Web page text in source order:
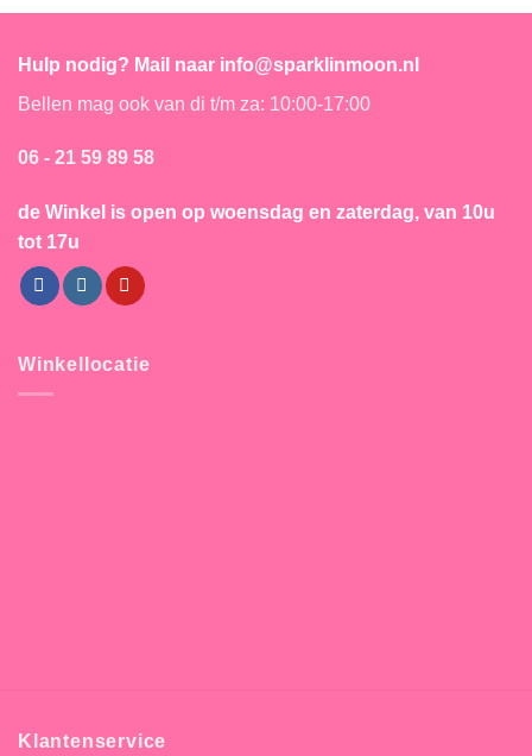
Hulp nodig? Mail naar info@sparklinmoon.nl
Bellen mag ook van di t/m za: 10:00-17:00
06 - 21 59 89 58
de Winkel is open op woensdag en zaterdag, van 10u
tot 17u
Winkellocatie
Klantenservice